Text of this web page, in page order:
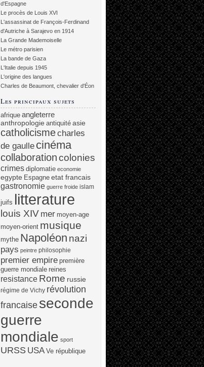
d'Espagne
Le procès de Louis XVI
L'assassinat de François-Ferdinand
d'Autriche à Sarajevo en 1914
La Grande Mademoiselle
Le métro parisien
La bande de Gaza
L'Italie depuis 1945
L'origine des langues
Charles de Beaumont, chevalier d'Éon
Les principaux sujets
afrique angleterre
anthropologie antiquité asie
catholicismecharles
de gaulle cinéma
collaborationcolonies
crimes diplomatie economie
egypte Espagne etat francais
gastronomie guerre froide islam
juifs litterature
louis XIV mer moyen-age
moyen-orient musique
mythe Napoléon nazi
pays peintre philosophie
premier empire première
guerre mondiale reines
resistance Rome russie
régime de Vichy révolution
francaise seconde
guerre
mondiale sport
URSS USA Ve république